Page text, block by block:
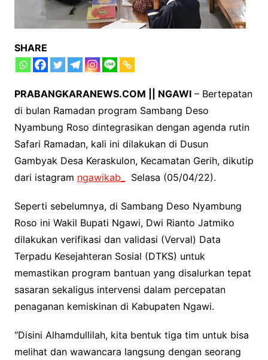
SHARE
PRABANGKARANEWS.COM || NGAWI– Bertepatan
di bulan Ramadan program Sambang Deso
Nyambung Roso dintegrasikan dengan agenda rutin
Safari Ramadan, kali ini dilakukan di Dusun
Gambyak Desa Keraskulon, Kecamatan Gerih, dikutip
dari istagram ngawikab_ Selasa (05/04/22).
Seperti sebelumnya, di Sambang Deso Nyambung
Roso ini Wakil Bupati Ngawi, Dwi Rianto Jatmiko
dilakukan verifikasi dan validasi (Verval) Data
Terpadu Kesejahteran Sosial (DTKS) untuk
memastikan program bantuan yang disalurkan tepat
sasaran sekaligus intervensi dalam percepatan
penaganan kemiskinan di Kabupaten Ngawi.
“Disini Alhamdullilah, kita bentuk tiga tim untuk bisa
melihat dan wawancara langsung dengan seorang